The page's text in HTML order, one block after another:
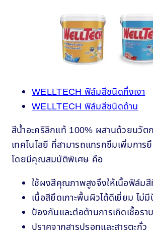
WELLTECH ฟิล์มสีชนิดกึ่งเงา
WELLTECH ฟิล์มสีชนิดด้าน
สีน้ำอะคริลิกแท้ 100% ผสานด้วยนวัต
เทคโนโลยี ที่สามารถแทรกซึมเพิ่มการ
โดยมีคุณสมบัติพิเศษ คือ
ใช้ผงสีคุณภาพสูงจึงให้เนื้อฟิล์มสี
เนื้อสียึดเกาะพื้นผิวได้ดีเยี่ยม ไ
ป้องกันและต่อต้านการเกิดเชื้อร
ปราศจากสารปรอทและสารตะกั่ว